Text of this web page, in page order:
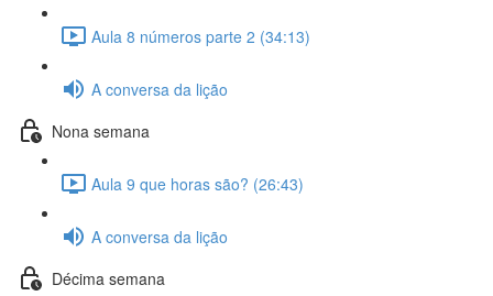
Aula 8 números parte 2 (34:13)
A conversa da lição
Nona semana
Aula 9 que horas são? (26:43)
A conversa da lição
Décima semana